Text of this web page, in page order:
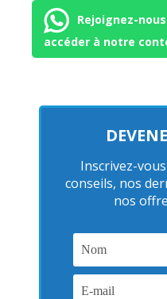
Rejoignez-
accéder à notre
Inscrivez-
conseils, nos
nos